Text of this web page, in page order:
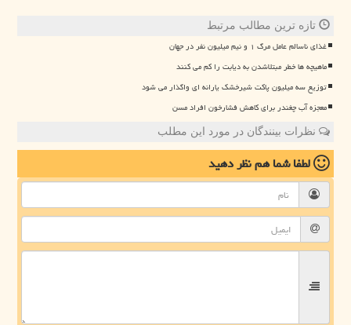
تازه ترین مطالب مرتبط
غذای ناسالم عامل مرگ ۱ و نیم میلیون نفر در جهان
ماهیچه ها خطر مبتلاشدن به دیابت را کم می کنند
توزیع سه میلیون پاکت شیرخشک یارانه ای واگذار می شود
معجزه آب چغندر برای کاهش فشارخون افراد مسن
نظرات بینندگان در مورد این مطلب
لطفا شما همنظر دهید